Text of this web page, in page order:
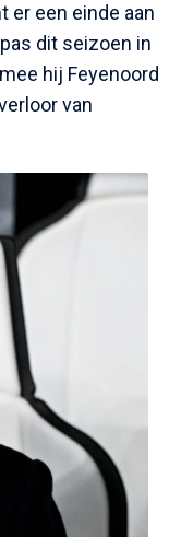
er een einde aan
dit seizoen in
hij Feyenoord
van